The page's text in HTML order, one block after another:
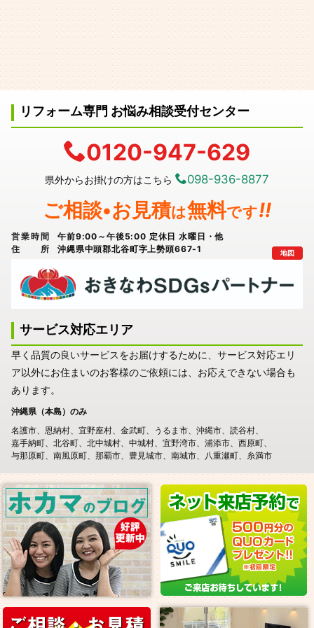
リフォーム専門 お悩み相談受付センター
0120-947-629
県外からお掛けの方はこちら 098-936-8877
ご相談•お見積は無料です!!
営業時間
午前9:00～午後5:00 定休日 水曜日・他
住所
沖縄県中頭郡北谷町字上勢頭667-1 地図
サービス対応エリア
早く品質の良いサービスをお届けするために、サービス対応エリ
ア以外にお住まいのお客様のご依頼には、お応えできない場合も
あります。
沖縄県（本島）のみ
名護市
恩納村 宜野座村 金武町 うるま市 沖縄市
読谷村
嘉手納町
北谷町 北中城村 中城村 宜野湾市 浦添市
西原町
与那原町
南風原町 那覇市 豊見城市 南城市 八重瀬町 糸満市